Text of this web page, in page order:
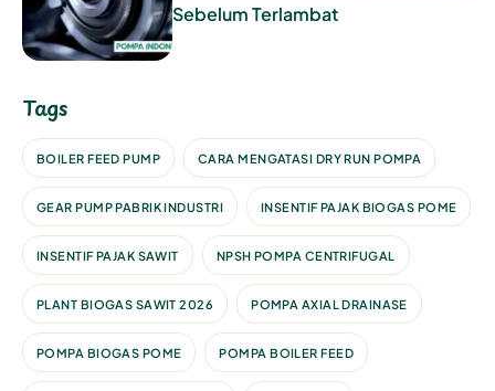
Sebelum Terlambat
Tags
BOILER FEED PUMP CARA MENGATASI DRY RUN POMPA
GEAR PUMP PABRIK INDUSTRI INSENTIF PAJAK BIOGAS POME
INSENTIF PAJAK SAWIT NPSH POMPA CENTRIFUGAL
PLANT BIOGAS SAWIT 2026 POMPA AXIAL DRAINASE
POMPA BIOGAS POME POMPA BOILER FEED